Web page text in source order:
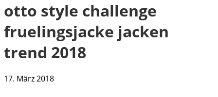
otto style challenge
fruelingsjacke jacken
trend 2018
17. März 2018